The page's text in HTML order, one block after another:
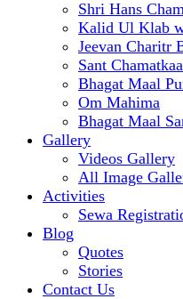
Shri Hans
Kalid Ul Klab
Jeevan Charitr
Sant
Bhagat Maal
Om Mahima
Bhagat Maal
Gallery
Videos Gallery
All Image
Activities
Sewa
Blog
Quotes
Stories
Contact Us